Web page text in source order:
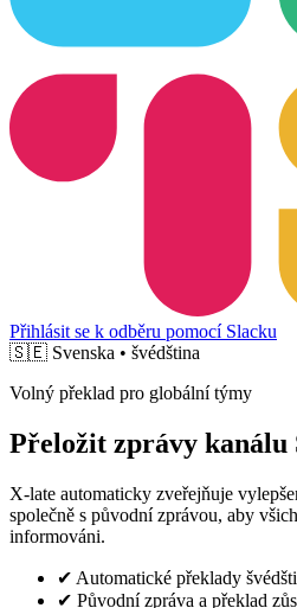
Přihlásit se k odběru pomocí Slacku
🇸🇪 Svenska • švédština
Volný překlad pro globální týmy
Přeložit zprávy kanálu
X-late automaticky zveřejňuje
společně s původní zprávou, aby
informováni.
✔ Automatické překlady
✔ Původní zpráva a překlad